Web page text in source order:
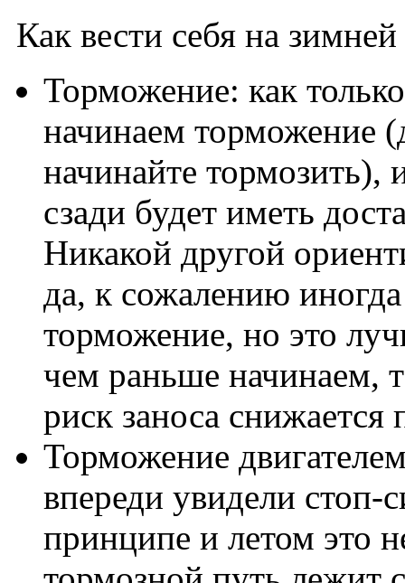
Как вести себя на
Торможение: как
начинаем торможение
начинайте тормозить),
сзади будет иметь
Никакой другой
да, к сожалению
торможение, но это
чем раньше начинаем,
риск заноса снижается
Торможение
впереди увидели стоп-
принципе и летом это